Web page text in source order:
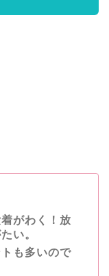
がわく！放
い。
も多いので